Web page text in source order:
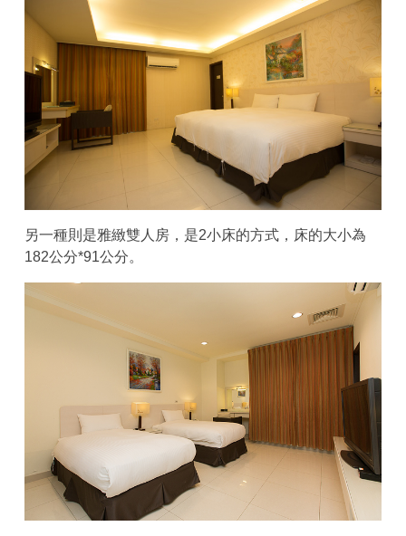
另一種則是雅緻雙人房，是2小床的方式，床的大小為
182公分*91公分。